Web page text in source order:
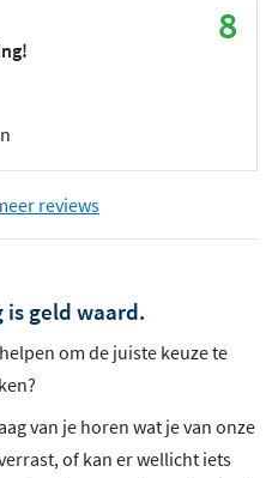
8
reviews
geld waard.
om de juiste keuze te
van je horen wat je van onze
of kan er wellicht iets